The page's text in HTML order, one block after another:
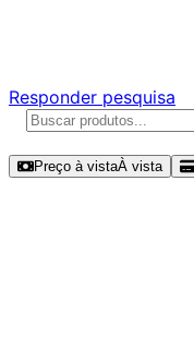
Responder pesquisa
Preço à vistaÀ vista